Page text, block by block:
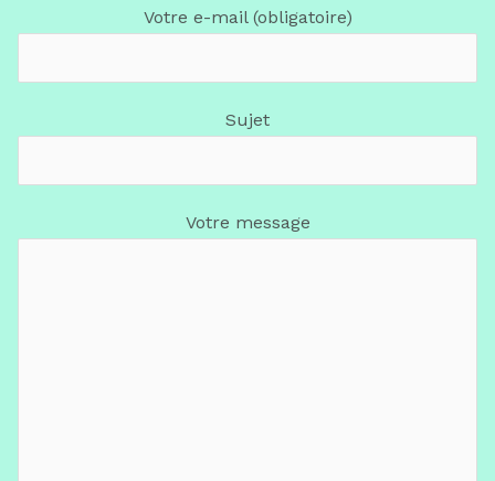
Votre e-mail (obligatoire)
Sujet
Votre message